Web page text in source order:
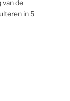
van de
in 5